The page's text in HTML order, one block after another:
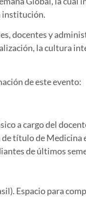
institución.
docentes y
la cultura
de este evento:
a cargo del
título de Medicina
de últimos
Espacio para